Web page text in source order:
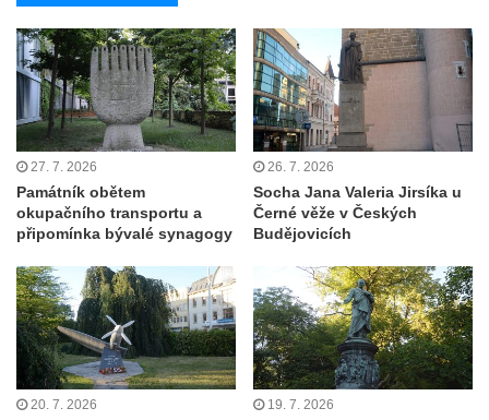
Socha vodníka v Plavu
Socha svatého Jana Nepomuckého v
Třebušíně
Pamětní deska Johanna Nepomuka
Fischera na domě čp. 5/16 na třídě 9.
května v Rumburku
Pamětní deska Johanna Neumanna
severně od Tokáně
Huberta
Obrázek svatého Jakuba na skále u cesty
východně od Srbské Kamenice
Busta Jana Amose Komenského na domě
čp. 37 v Račicích
27. 7. 2026
Památník obětem
okupačního transportu a
připomínka bývalé synagogy
26. 7. 2026
Socha Jana Valeria Jirsíka u
Černé věže v Českých
Budějovicích
20. 7. 2026 19. 7. 2026